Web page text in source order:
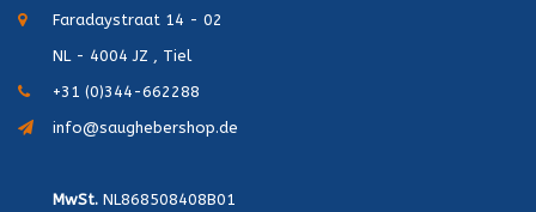
Faradaystraat 14 - 02
NL - 4004 JZ , Tiel
+31 (0)344-662288
info@saughebershop.de
MwSt. NL868508408B01